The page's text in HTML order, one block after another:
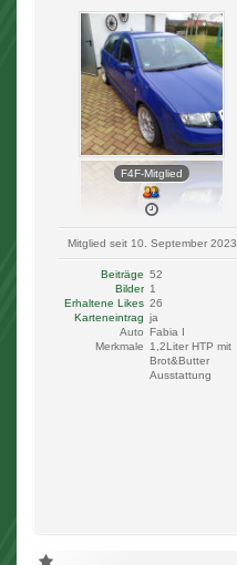
F4F-Mitglied
Mitglied seit 10. September 2023
Beiträge 52
Bilder 1
Erhaltene Likes 26
Karteneintrag ja
Auto Fabia I
Merkmale 1,2Liter HTP mit
Brot&Butter
Ausstattung